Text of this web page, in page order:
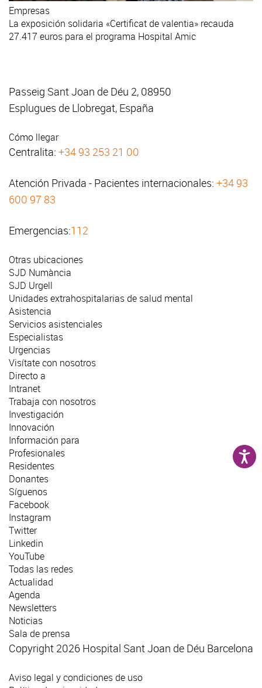
Empresas
La exposición solidaria «Certificat de valentia» recauda
27.417 euros para el programa Hospital Amic
Passeig Sant Joan de Déu 2, 08950
Esplugues de Llobregat, España
Cómo llegar
Centralita: +34 93 253 21 00
Atención Privada - Pacientes internacionales: +34 93
600 97 83
Emergencias:112
Otras ubicaciones
SJD Numància
SJD Urgell
Unidades extrahospitalarias de salud mental
Asistencia
Servicios asistenciales
Especialistas
Urgencias
Visítate con nosotros
Directo a
Intranet
Trabaja con nosotros
Investigación
Innovación
Información para
Profesionales
Residentes
Donantes
Síguenos
Facebook
Instagram
Twitter
Linkedin
YouTube
Todas las redes
Actualidad
Agenda
Newsletters
Noticias
Sala de prensa
Copyright 2026 Hospital Sant Joan de Déu Barcelona
Aviso legal y condiciones de uso